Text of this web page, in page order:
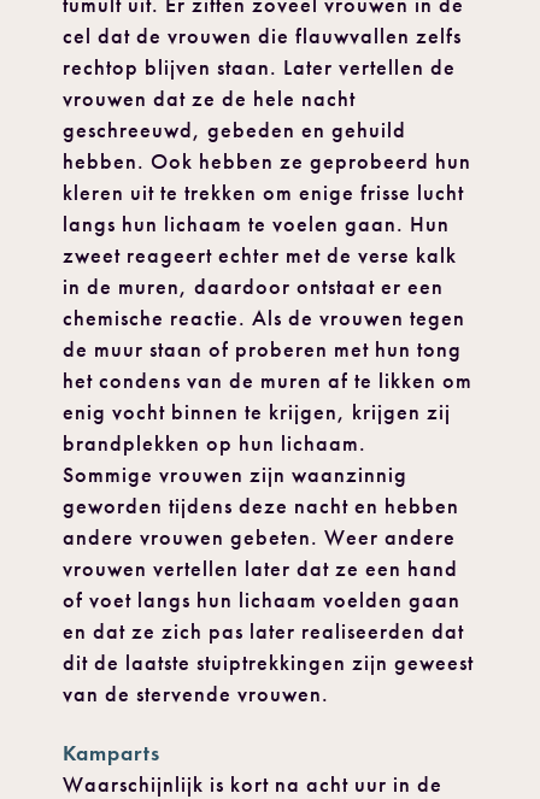
cel dat de vrouwen die flauwvallen zelfs
rechtop blijven staan. Later vertellen de
vrouwen dat ze de hele nacht
geschreeuwd, gebeden en gehuild
hebben. Ook hebben ze geprobeerd hun
kleren uit te trekken om enige frisse lucht
langs hun lichaam te voelen gaan. Hun
zweet reageert echter met de verse kalk
in de muren, daardoor ontstaat er een
chemische reactie. Als de vrouwen tegen
de muur staan of proberen met hun tong
het condens van de muren af te likken om
enig vocht binnen te krijgen, krijgen zij
brandplekken op hun lichaam.
Sommige vrouwen zijn waanzinnig
geworden tijdens deze nacht en hebben
andere vrouwen gebeten. Weer andere
vrouwen vertellen later dat ze een hand
of voet langs hun lichaam voelden gaan
en dat ze zich pas later realiseerden dat
dit de laatste stuiptrekkingen zijn geweest
van de stervende vrouwen.
Kamparts
Waarschijnlijk is kort na acht uur in de